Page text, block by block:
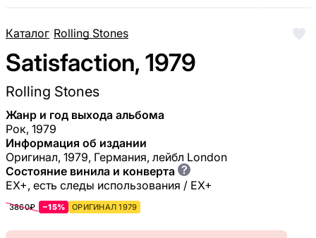
Каталог/Rolling Stones
Satisfaction, 1979
Rolling Stones
Жанр и год выхода альбома
Рок, 1979
Информация об издании
Оригинал, 1979, Германия, лейбл London
Состояние винила и конверта ?
EX+, есть следы использования / EX+
3860₽ −15% ОРИГИНАЛ 1979